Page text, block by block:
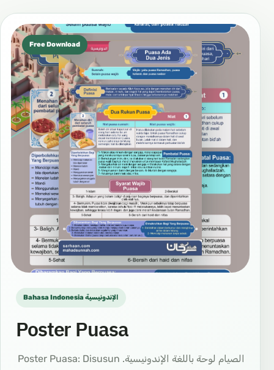
Free Download
Bahasa Indonesia الإندونيسية
Poster Puasa
الصيام لوحة باللغة الإندونيسية. Poster Puasa: Disusun